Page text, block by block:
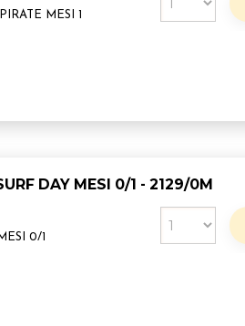
MESI 1
DAY MESI 0/1 - 2129/0M
0/1